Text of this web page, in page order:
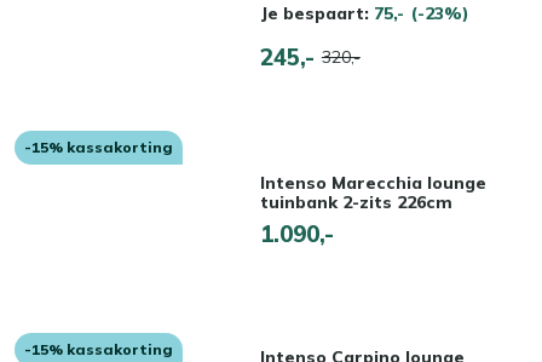
Je bespaart: 75,- (-23%)
245,- 320,-
-15% kassakorting
Intenso Marecchia lounge
tuinbank 2-zits 226cm
1.090,-
-15% kassakorting